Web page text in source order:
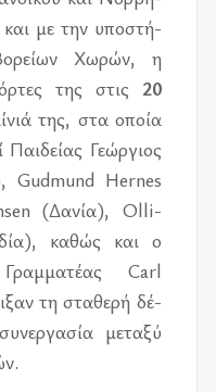
και με την υπο­στή­
Χωρών, η
της στις 20
της, στα οποία
Γεώρ­γιος
Hernes
(Δανία), Olli-
κα­θώς και ο
Carl
τη στα­θε­ρή δέ­
με­τα­ξύ